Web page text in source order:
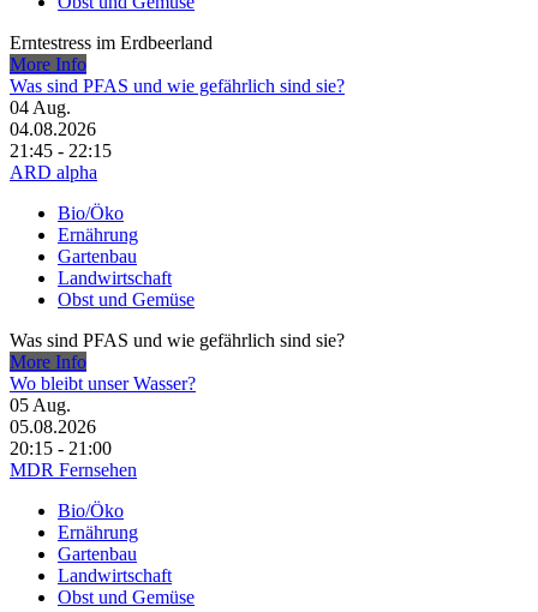
Erntestress im Erdbeerland
More Info
Was sind PFAS und wie gefährlich sind sie?
04 Aug.
04.08.2026
21:45 - 22:15
ARD alpha
Bio/Öko
Ernährung
Gartenbau
Landwirtschaft
Obst und Gemüse
Was sind PFAS und wie gefährlich sind sie?
More Info
Wo bleibt unser Wasser?
05 Aug.
05.08.2026
20:15 - 21:00
MDR Fernsehen
Bio/Öko
Ernährung
Gartenbau
Landwirtschaft
Obst und Gemüse